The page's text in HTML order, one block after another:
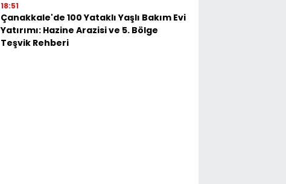
18:51
Çanakkale'de 100 Yataklı Yaşlı Bakım Evi
Yatırımı: Hazine Arazisi ve 5. Bölge
Teşvik Rehberi